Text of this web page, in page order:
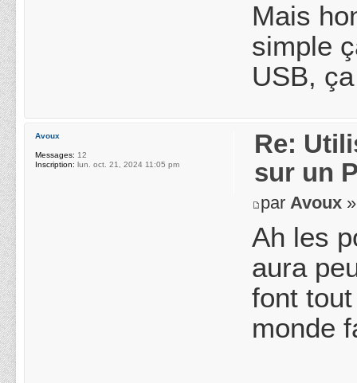
Mais
simple
USB,
Re:
sur un
parAvoux
Ah les
aura
font
monde
Avoux
Messages: 12
Inscription: lun. oct. 21, 2024 11:05 pm